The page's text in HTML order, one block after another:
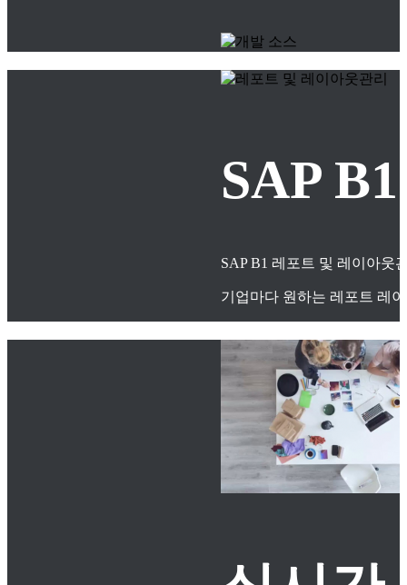
SAP
SAP B1 레포트 및 레이아웃
기업마다 원하는 레포트 레